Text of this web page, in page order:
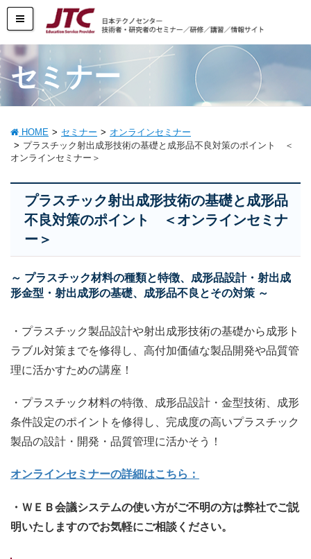
セミナー
HOME セミナー
オンラインセミナー
プラスチック射出成形技術の基礎と成形品不良対策のポイント ＜
オンラインセミナー＞
プラスチック射出成形技術の基礎と成形品
不良対策のポイント ＜オンラインセミナ
ー＞
～ プラスチック材料の種類と特徴、成形品設計・射出成
形金型・射出成形の基礎、成形品不良とその対策 ～
・プラスチック製品設計や射出成形技術の基礎から成形ト
ラブル対策までを修得し、高付加価値な製品開発や品質管
理に活かすための講座！
・プラスチック材料の特徴、成形品設計・金型技術、成形
条件設定のポイントを修得し、完成度の高いプラスチック
製品の設計・開発・品質管理に活かそう！
オンラインセミナーの詳細はこちら：
・ＷＥＢ会議システムの使い方がご不明の方は弊社でご説
明いたしますのでお気軽にご相談ください。